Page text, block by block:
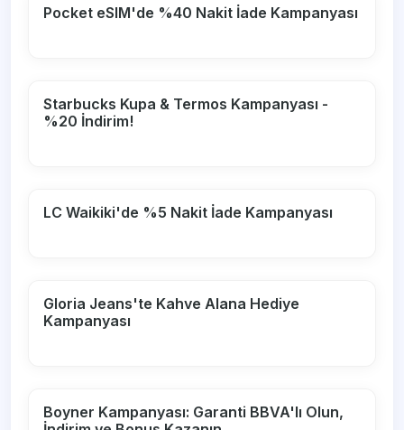
Pocket eSIM'de %40 Nakit İade Kampanyası
Starbucks Kupa & Termos Kampanyası -
%20 İndirim!
LC Waikiki'de %5 Nakit İade Kampanyası
Gloria Jeans'te Kahve Alana Hediye
Kampanyası
Boyner Kampanyası: Garanti BBVA'lı Olun,